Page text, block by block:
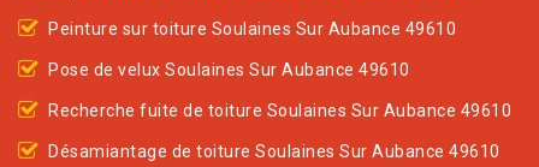
Peinture sur toiture Soulaines Sur Aubance 49610
Pose de velux Soulaines Sur Aubance 49610
Recherche fuite de toiture Soulaines Sur Aubance 49610
Désamiantage de toiture Soulaines Sur Aubance 49610